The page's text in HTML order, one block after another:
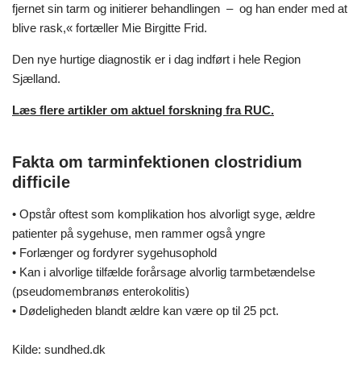
fjernet sin tarm og initierer behandlingen – og han ender med at
blive rask,« fortæller Mie Birgitte Frid.
Den nye hurtige diagnostik er i dag indført i hele Region
Sjælland.
Læs flere artikler om aktuel forskning fra RUC.
Fakta om tarminfektionen clostridium
difficile
• Opstår oftest som komplikation hos alvorligt syge, ældre
patienter på sygehuse, men rammer også yngre
• Forlænger og fordyrer sygehusophold
• Kan i alvorlige tilfælde forårsage alvorlig tarmbetændelse
(pseudomembranøs enterokolitis)
• Dødeligheden blandt ældre kan være op til 25 pct.
Kilde: sundhed.dk